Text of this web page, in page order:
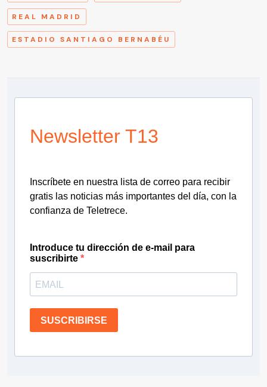
REAL MADRID
ESTADIO SANTIAGO BERNABÉU
Newsletter T13
Inscríbete en nuestra lista de correo para recibir
gratis las noticias más importantes del día, con la
confianza de Teletrece.
Introduce tu dirección de e-mail para
suscribirte
SUSCRIBIRSE